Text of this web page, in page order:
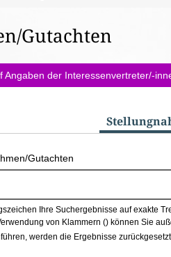
Gutachten
Angaben der Interessenvertreter/-
Gutachten
Ihre Suchergebnisse auf exakte
von Klammern () können Sie
werden die Ergebnisse